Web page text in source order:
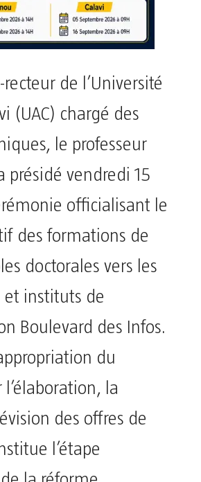
de l’Université
(UAC) chargé des
le professeur
présidé vendredi 15
officialisant le
des formations de
doctorales vers les
et instituts de
Boulevard des Infos.
du
la
des offres de
l’étape